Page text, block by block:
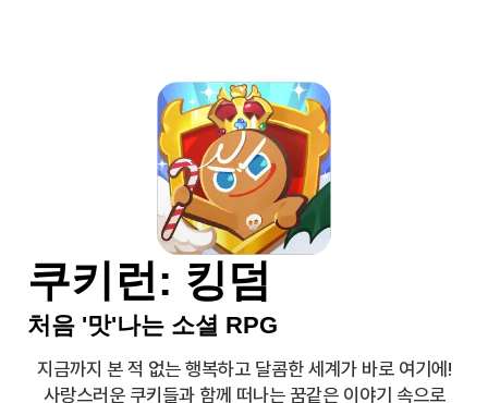
쿠키런: 킹덤
처음 '맛'나는 소셜 RPG
지금까지 본 적 없는 행복하고 달콤한 세계가 바로 여기에!
사랑스러운 쿠키들과 함께 떠나는 꿈같은 이야기 속으로